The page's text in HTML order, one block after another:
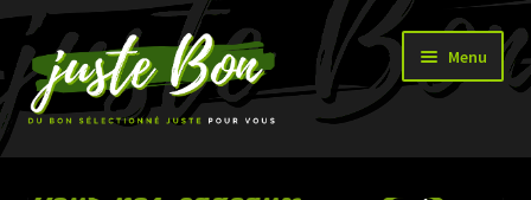
Aller
à
la
navigation
Aller
au
contenu
Menu
Accueil